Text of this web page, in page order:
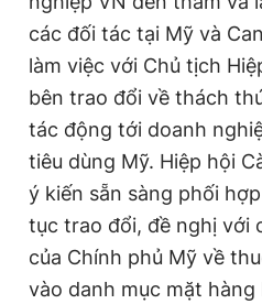
các đối tác tại Mỹ và
làm việc với Chủ tịch
bên trao đổi về thách
tác động tới doanh
tiêu dùng Mỹ. Hiệp hội
ý kiến sẵn sàng phối
tục trao đổi, đề nghị với
của Chính phủ Mỹ về
vào danh mục mặt